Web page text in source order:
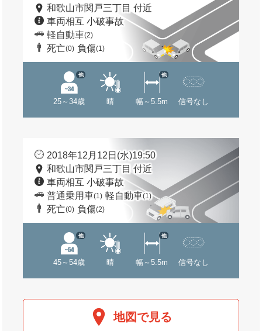
和歌山市関戸三丁目 付近
車両相互 小破事故
軽自動車(2)
死亡(0) 負傷(1)
25～34歳
他
晴 幅～5.5m
他
信号なし
2018年12月12日(水)19:50
和歌山市関戸三丁目 付近
車両相互 小破事故
普通乗用車(1) 軽自動車(1)
死亡(0) 負傷(2)
45～54歳
他
晴 幅～5.5m
他
信号なし
地図で見る